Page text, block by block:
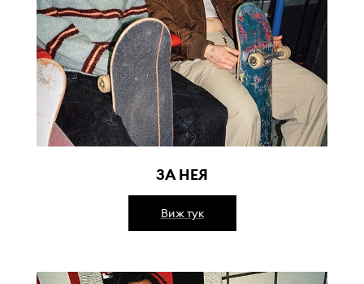
ЗА НЕЯ
Виж тук